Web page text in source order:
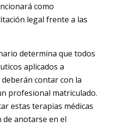
como
legal frente a las
determina que todos
aplicados a
contar con la
profesional matriculado.
estas terapias médicas
anotarse en el